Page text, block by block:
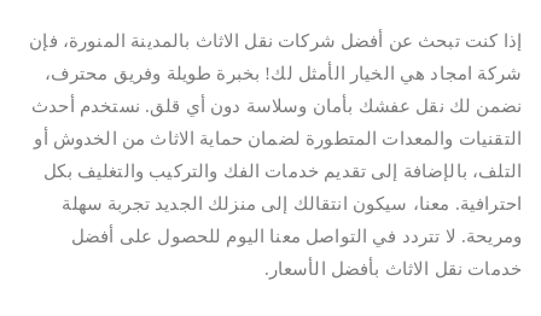
إذا كنت تبحث عن أفضل شركات نقل الاثاث بالمدينة المنورة، فإن
شركة امجاد هي الخيار الأمثل لك! بخبرة طويلة وفريق محترف،
نضمن لك نقل عفشك بأمان وسلاسة دون أي قلق. نستخدم أحدث
التقنيات والمعدات المتطورة لضمان حماية الاثاث من الخدوش أو
التلف، بالإضافة إلى تقديم خدمات الفك والتركيب والتغليف بكل
احترافية. معنا، سيكون انتقالك إلى منزلك الجديد تجربة سهلة
ومريحة. لا تتردد في التواصل معنا اليوم للحصول على أفضل
خدمات نقل الاثاث بأفضل الأسعار.